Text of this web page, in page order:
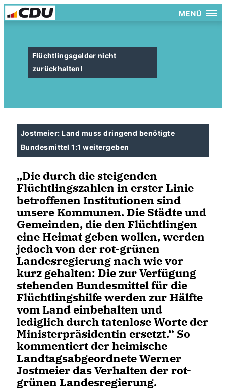
MENÜ
Flüchtlingsgelder nicht
zurückhalten!
Jostmeier: Land muss dringend benötigte
Bundesmittel 1:1 weitergeben
Die durch die steigenden
Flüchtlingszahlen in erster Linie
betroffenen Institutionen sind
unsere Kommunen. Die Städte und
Gemeinden, die den Flüchtlingen
eine Heimat geben wollen, werden
jedoch von der rot-grünen
Landesregierung nach wie vor
kurz gehalten: Die zur Verfügung
stehenden Bundesmittel für die
Flüchtlingshilfe werden zur Hälfte
vom Land einbehalten und
lediglich durch tatenlose Worte der
Ministerpräsidentin ersetzt.“ So
kommentiert der heimische
Landtagsabgeordnete Werner
Jostmeier das Verhalten der rot-
grünen Landesregierung.